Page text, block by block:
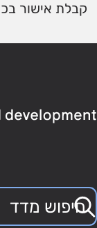
קבלת אישור